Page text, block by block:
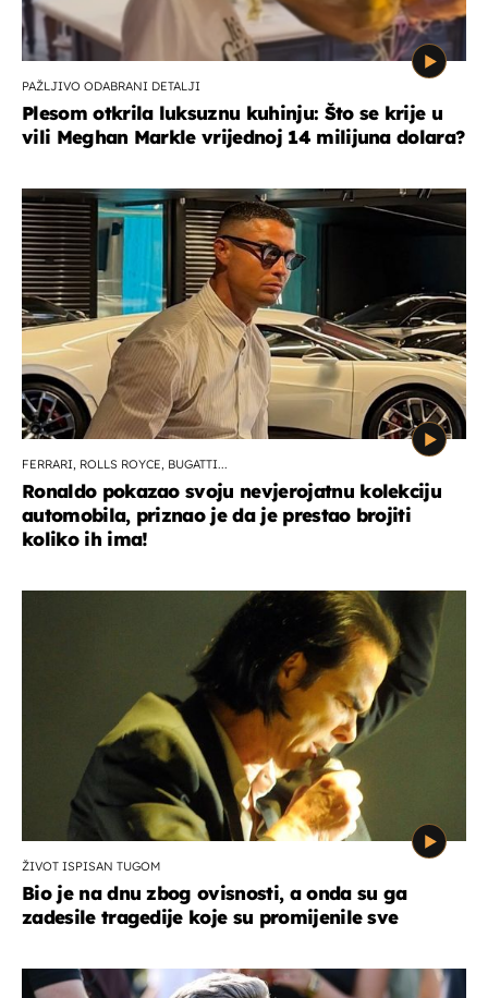
PAŽLJIVO ODABRANI DETALJI
Plesom otkrila luksuznu kuhinju: Što se krije u
vili Meghan Markle vrijednoj 14 milijuna dolara?
FERRARI, ROLLS ROYCE, BUGATTI...
Ronaldo pokazao svoju nevjerojatnu kolekciju
automobila, priznao je da je prestao brojiti
koliko ih ima!
ŽIVOT ISPISAN TUGOM
Bio je na dnu zbog ovisnosti, a onda su ga
zadesile tragedije koje su promijenile sve